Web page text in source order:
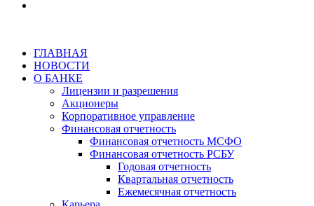
ГЛАВНАЯ
НОВОСТИ
О БАНКЕ
Лицензии и разрешения
Акционеры
Корпоративное управление
Финансовая отчетность
Финансовая отчетность МСФО
Финансовая отчетность РСБУ
Годовая отчетность
Квартальная отчетность
Ежемесячная отчетность